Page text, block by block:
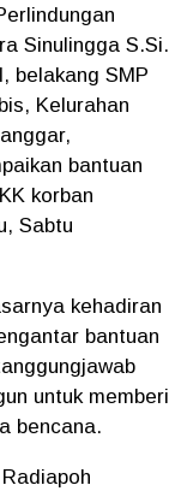
Sinulingga S.Si.
belakang SMP
Kelurahan
bantuan
korban
Sabtu
kehadiran
bantuan
untuk memberi
bencana.